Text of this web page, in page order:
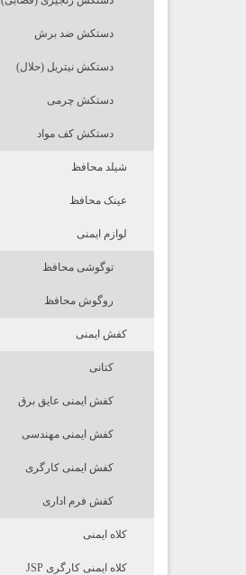
دستکش ضد برش
دستکش نیتریل (حلال)
دستکش چرمی
دستکش کف مواد
شیلد محافظ
عینک محافظ
لوازم ایمنی
توگوشی محافظ
روگوش محافظ
کفش ایمنی
کتانی
کفش ایمنی عایق برق
کفش ایمنی مهندسی
کفش ایمنی کارگری
کفش فرم اداری
کلاه ایمنی
کلاه ایمنی کارگری JSP